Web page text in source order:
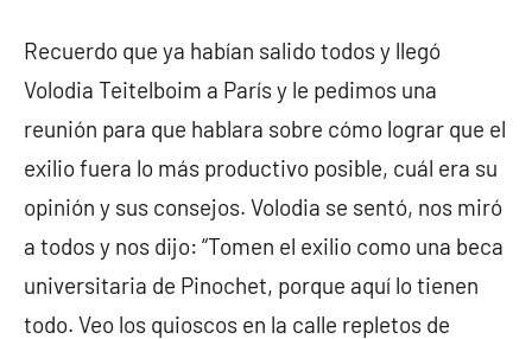
Recuerdo que ya habían salido todos y llegó
Volodia Teitelboim a París y le pedimos una
reunión para que hablara sobre cómo lograr que el
exilio fuera lo más productivo posible, cuál era su
opinión y sus consejos. Volodia se sentó, nos miró
a todos y nos dijo: “Tomen el exilio como una beca
universitaria de Pinochet, porque aquí lo tienen
todo. Veo los quioscos en la calle repletos de